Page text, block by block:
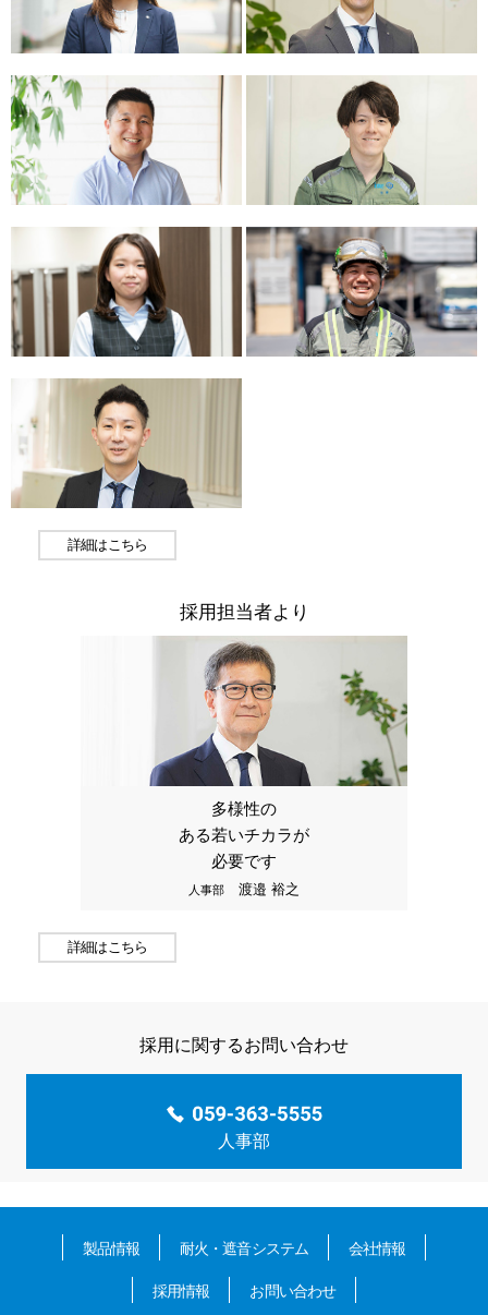
詳細はこちら
採用担当者より
多様性の
ある若いチカラが
必要です
人事部 渡邉 裕之
詳細はこちら
採用に関するお問い合わせ
人事部
製品情報 耐火・遮音システム 会社情報
採用情報 お問い合わせ